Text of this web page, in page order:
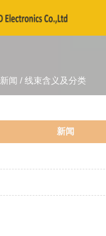
新闻 / 线束含义及分类
新闻